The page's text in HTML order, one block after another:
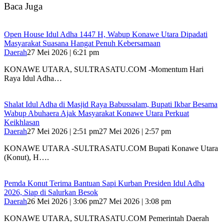
Baca Juga
Open House Idul Adha 1447 H, Wabup Konawe Utara Dipadati
Masyarakat Suasana Hangat Penuh Kebersamaan
Daerah27 Mei 2026 | 6:21 pm
KONAWE UTARA, SULTRASATU.COM -Momentum Hari
Raya Idul Adha…
Shalat Idul Adha di Masjid Raya Babussalam, Bupati Ikbar Besama
Wabup Abuhaera Ajak Masyarakat Konawe Utara Perkuat
Keikhlasan
Daerah27 Mei 2026 | 2:51 pm27 Mei 2026 | 2:57 pm
KONAWE UTARA -SULTRASATU.COM Bupati Konawe Utara
(Konut), H….
Pemda Konut Terima Bantuan Sapi Kurban Presiden Idul Adha
2026, Siap di Salurkan Besok
Daerah26 Mei 2026 | 3:06 pm27 Mei 2026 | 3:08 pm
KONAWE UTARA, SULTRASATU.COM Pemerintah Daerah